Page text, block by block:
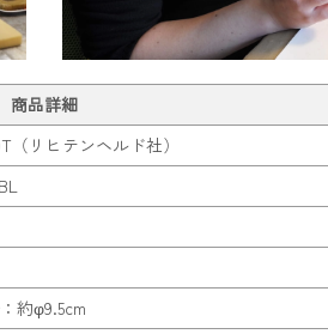
商品詳細
リヒテンヘルド社）
約φ9.5cm